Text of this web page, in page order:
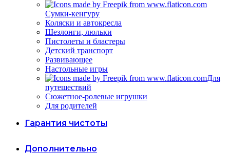
Сумки-кенгуру
Коляски и автокресла
Шезлонги, люльки
Пистолеты и бластеры
Детский транспорт
Развивающее
Настольные игры
Для
путешествий
Сюжетное-ролевые игрушки
Для родителей
Гарантия чистоты
Дополнительно